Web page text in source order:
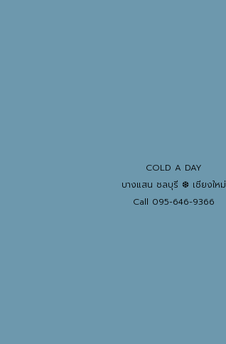
COLD A DAY
บางแสน ชลบุรี ❆ เชียงใหม่
Call 095-646-9366